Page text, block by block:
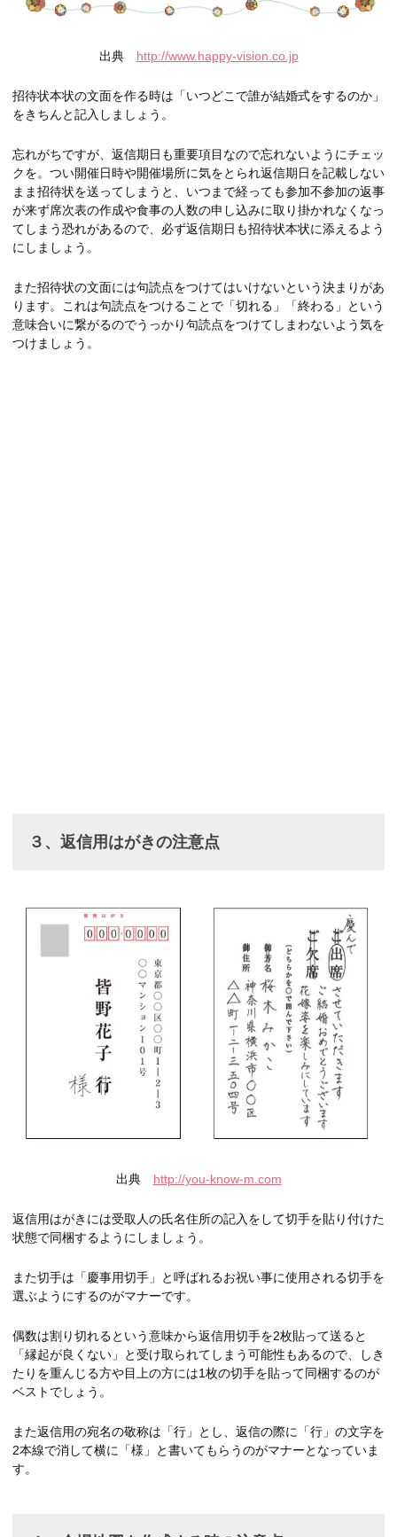
出典 http://www.happy-vision.co.jp
招待状本状の文面を作る時は「いつどこで誰が結婚式をするのか」
をきちんと記入しましょう。
忘れがちですが、返信期日も重要項目なので忘れないようにチェッ
クを。つい開催日時や開催場所に気をとられ返信期日を記載しない
まま招待状を送ってしまうと、いつまで経っても参加不参加の返事
が来ず席次表の作成や食事の人数の申し込みに取り掛かれなくなっ
てしまう恐れがあるので、必ず返信期日も招待状本状に添えるよう
にしましょう。
また招待状の文面には句読点をつけてはいけないという決まりがあ
ります。これは句読点をつけることで「切れる」「終わる」という
意味合いに繋がるのでうっかり句読点をつけてしまわないよう気を
つけましょう。
３、返信用はがきの注意点
出典 http://you-know-m.com
返信用はがきには受取人の氏名住所の記入をして切手を貼り付けた
状態で同梱するようにしましょう。
また切手は「慶事用切手」と呼ばれるお祝い事に使用される切手を
選ぶようにするのがマナーです。
偶数は割り切れるという意味から返信用切手を2枚貼って送ると
「縁起が良くない」と受け取られてしまう可能性もあるので、しき
たりを重んじる方や目上の方には1枚の切手を貼って同梱するのが
ベストでしょう。
また返信用の宛名の敬称は「行」とし、返信の際に「行」の文字を
2本線で消して横に「様」と書いてもらうのがマナーとなっていま
す。